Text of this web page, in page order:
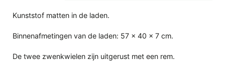
Kunststof matten in de laden.
Binnenafmetingen van de laden: 57 x 40 x 7 cm.
De twee zwenkwielen zijn uitgerust met een rem.